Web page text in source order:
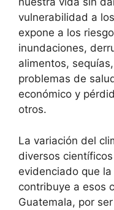
vulnerabilidad a
expone a los
inundaciones,
alimentos,
problemas de
económico y
otros.
La variación del
diversos
evidenciado que
contribuye a esos
Guatemala, por